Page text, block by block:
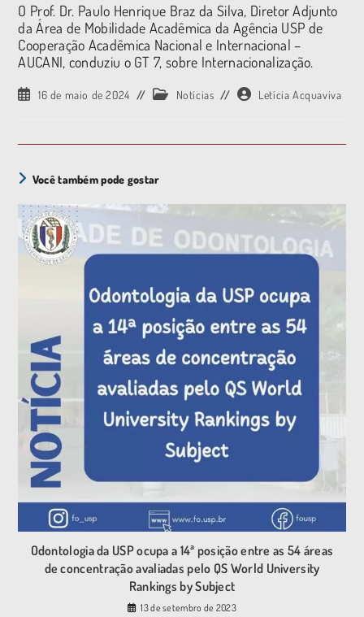
O Prof. Dr. Paulo Henrique Braz da Silva, Diretor Adjunto
da Área de Mobilidade Acadêmica da Agência USP de
Cooperação Acadêmica Nacional e Internacional –
AUCANI, conduziu o GT 7, sobre Internacionalização.
16 de maio de 2024 Notícias Letícia Acquaviva
Você também pode gostar
Odontologia da USP ocupa a 14ª posição entre as 54 áreas
de concentração avaliadas pelo QS World University
Rankings by Subject
13 de setembro de 2023